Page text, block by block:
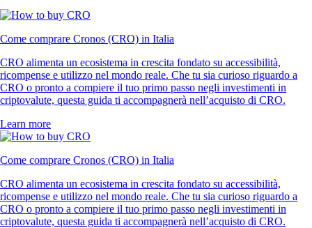
Come comprare Cronos (CRO) in Italia
CRO alimenta un ecosistema in crescita fondato su accessibilità,
ricompense e utilizzo nel mondo reale. Che tu sia curioso riguardo a
CRO o pronto a compiere il tuo primo passo negli investimenti in
criptovalute, questa guida ti accompagnerà nell’acquisto di CRO.
Learn more
Come comprare Cronos (CRO) in Italia
CRO alimenta un ecosistema in crescita fondato su accessibilità,
ricompense e utilizzo nel mondo reale. Che tu sia curioso riguardo a
CRO o pronto a compiere il tuo primo passo negli investimenti in
criptovalute, questa guida ti accompagnerà nell’acquisto di CRO.